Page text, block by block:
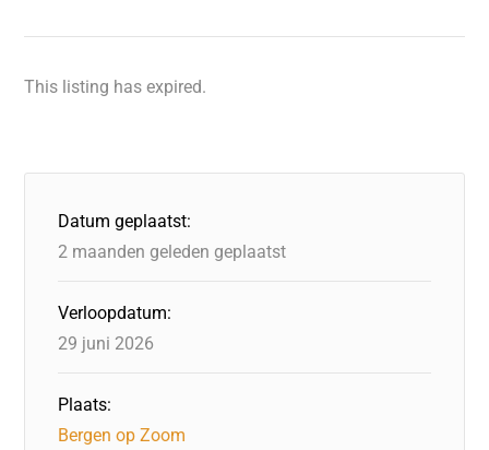
This listing has expired.
Datum geplaatst:
2 maanden geleden geplaatst
Verloopdatum:
29 juni 2026
Plaats:
Bergen op Zoom